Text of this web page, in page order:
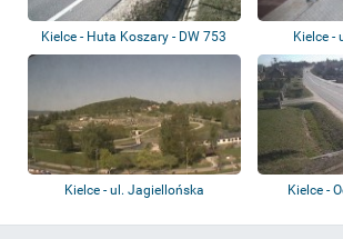
Kielce - Huta Koszary - DW 753 Kielce -
Kielce - ul. Jagiellońska Kielce -